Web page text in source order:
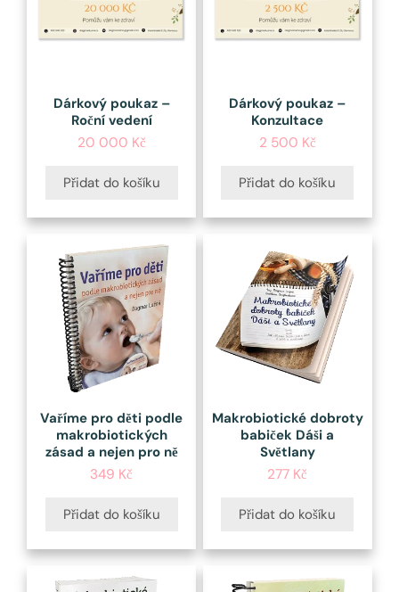
Dárkový poukaz –
Roční vedení
20 000 Kč
Přidat do košíku
Dárkový poukaz –
Konzultace
2 500 Kč
Přidat do košíku
Vaříme pro děti podle
makrobiotických
zásad a nejen pro ně
349 Kč
Přidat do košíku
Makrobiotické dobroty
babiček Dáši a
Světlany
277 Kč
Přidat do košíku